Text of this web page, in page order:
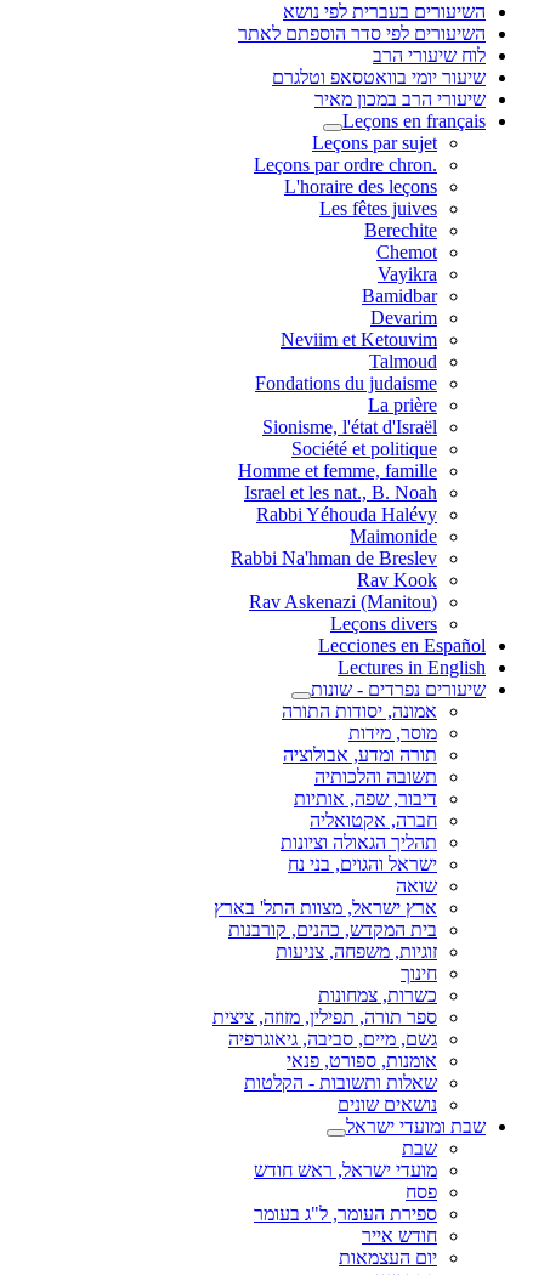
השיעורים בעברית לפי נושא
השיעורים לפי סדר הוספתם לאתר
לוח שיעורי הרב
שיעור יומי בוואטסאפ וטלגרם
שיעורי הרב במכון מאיר
Leçons en français
Leçons par sujet
.Leçons par ordre chron
L'horaire des leçons
Les fêtes juives
Berechite
Chemot
Vayikra
Bamidbar
Devarim
Neviim et Ketouvim
Talmoud
Fondations du judaisme
La prière
Sionisme, l'état d'Israël
Société et politique
Homme et femme, famille
Israel et les nat., B. Noah
Rabbi Yéhouda Halévy
Maimonide
Rabbi Na'hman de Breslev
Rav Kook
(Rav Askenazi (Manitou
Leçons divers
Lecciones en Español
Lectures in English
שיעורים נפרדים - שונות
אמונה, יסודות התורה
מוסר, מידות
תורה ומדע, אבולוציה
תשובה והלכותיה
דיבור, שפה, אותיות
חברה, אקטואליה
תהליך הגאולה וציונות
ישראל והגוים, בני נח
שואה
ארץ ישראל, מצוות התל' בארץ
בית המקדש, כהנים, קורבנות
זוגיות, משפחה, צניעות
חינוך
כשרות, צמחונות
ספר תורה, תפילין, מזוזה, ציצית
גשם, מיים, סביבה, גיאוגרפיה
אומנות, ספורט, פנאי
שאלות ותשובות - הקלטות
נושאים שונים
שבת ומועדי ישראל
שבת
מועדי ישראל, ראש חודש
פסח
ספירת העומר, ל"ג בעומר
חודש אייר
יום העצמאות